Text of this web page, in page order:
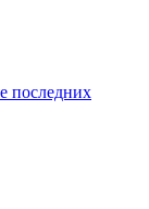
последних